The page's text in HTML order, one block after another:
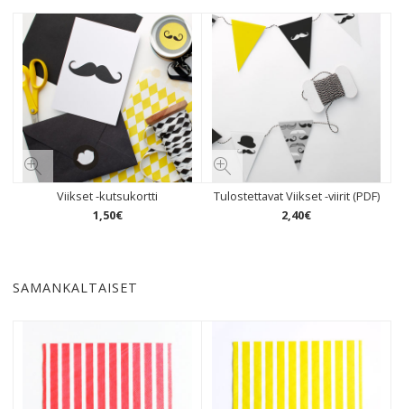
Viikset -kutsukortti
1,50€
Tulostettavat Viikset -viirit (PDF)
2,40€
SAMANKALTAISET